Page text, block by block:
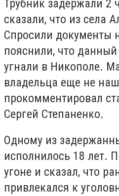
Трубник задержали 2
сказали, что из села
Спросили документы
пояснили, что
угнали в Никополе.
владельца еще не
прокомментировал
Сергей Степаненко.
Одному из
исполнилось 18 лет.
угоне и сказал, что
привлекался к